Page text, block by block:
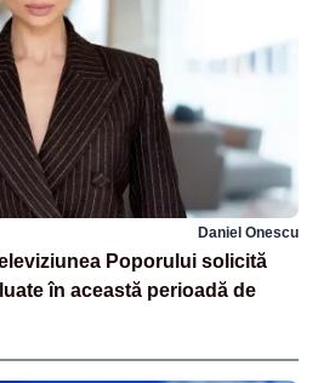
Daniel Onescu
Poporului solicită
în această perioadă de